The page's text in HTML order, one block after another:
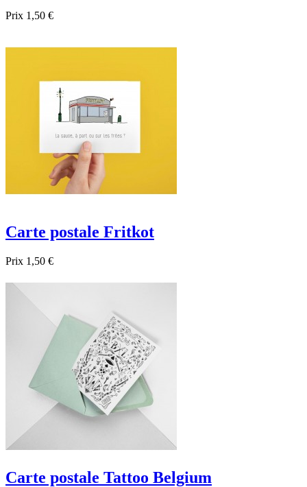
Prix 1,50 €
Carte postale Fritkot
Prix 1,50 €
Carte postale Tattoo Belgium